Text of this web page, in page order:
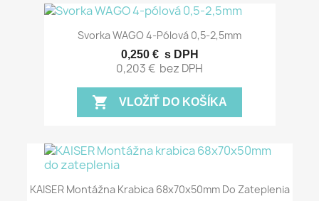
Svorka WAGO 4-Pólová 0,5-2,5mm
0,250 € s DPH
0,203 € bez DPH
shopping_cart VLOŽIŤ DO KOŠÍKA
KAISER Montážna Krabica 68x70x50mm Do Zateplenia